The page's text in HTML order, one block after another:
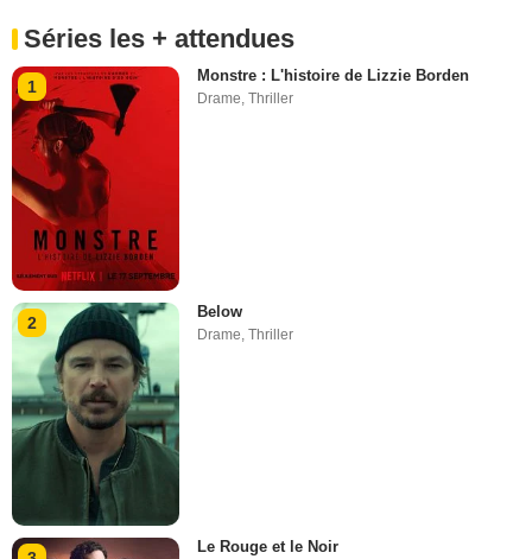
Séries les + attendues
1
Monstre : L'histoire de Lizzie Borden
Drame,Thriller
2
Below
Drame ,Thriller
Le Rouge et le Noir